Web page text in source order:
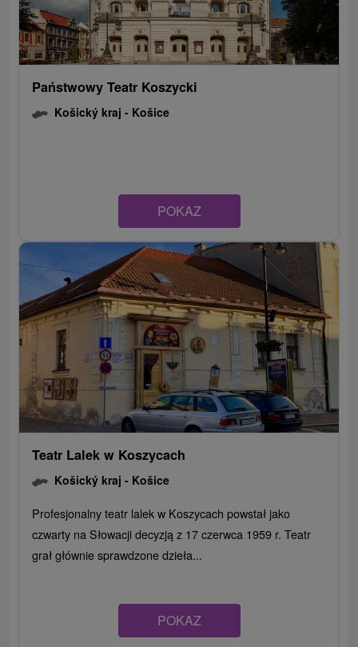
Państwowy Teatr Koszycki
Košický kraj - Košice
POKAZ
Teatr Lalek w Koszycach
Košický kraj - Košice
Profesjonalny teatr lalek w Koszycach powstał jako
czwarty na Słowacji decyzją z 17 czerwca 1959 r. Teatr
grał głównie sprawdzone dzieła...
POKAZ